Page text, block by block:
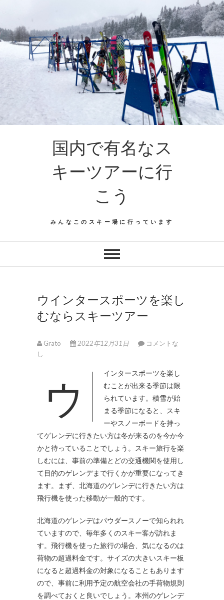
国内で有名なス
キーツアーに行
こう
みんなこのスキー場に行っています
ウインタースポーツを楽し
むならスキーツアー
Grato 2022年12月31日
コメントな
し
ウインタースポーツを楽し
むことが出来る季節は限
られています。 積雪が始
まる季節になると、スキ
ーやスノーボードを持っ
てゲレンデに行きたい方は冬が来るのを今か今
かと待っていることでしょう。スキー旅行を楽
しむには、事前の準備とどの交通機関を使用し
て目的のゲレンデまで行くかが重要になってき
ます。まず、北海道のゲレンデに行きたい方は
飛行機を使った移動が一般的です。
北海道のゲレンデはパウダースノーで知られれ
ていますので、毎年多くのスキー客が訪れま
す。飛行機を使った旅行の場合、気になるのは
荷物の超過料金です。サイズの大きいスキー板
になると超過料金の対象になることもあります
ので、事前に利用予定の航空会社の手荷物規則
を調べておくと良いでしょう。本州のゲレンデ